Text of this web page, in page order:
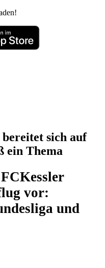
sich auf
ein Thema
Kessler
vor:
und